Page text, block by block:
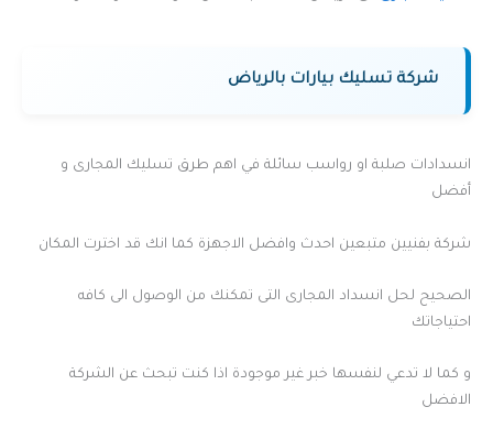
شركة تسليك بيارات بالرياض
انسدادات صلبة او رواسب سائلة في اهم طرق تسليك المجارى و
أفضل
شركة بفنيين متبعين احدث وافضل الاجهزة كما انك قد اخترت المكان
الصحيح لحل انسداد المجارى التى تمكنك من الوصول الى كافه
احتياجاتك
و كما لا تدعي لنفسها خبر غير موجودة اذا كنت تبحث عن الشركة
الافضل